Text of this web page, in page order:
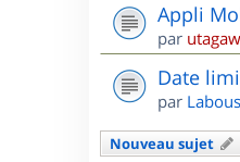
Appli
par
Date
par
Nouveau sujet